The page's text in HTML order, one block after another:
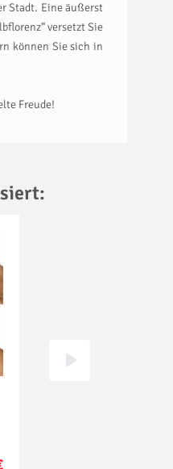
Stadt. Eine äußerst
versetzt Sie
können Sie sich in
Freude!